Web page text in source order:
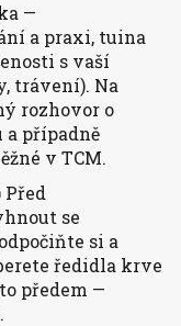
—
a praxi, tuina
s vaší
trávení). Na
rozhovor o
případně
v TCM.
se
si a
ředidla krve
předem —